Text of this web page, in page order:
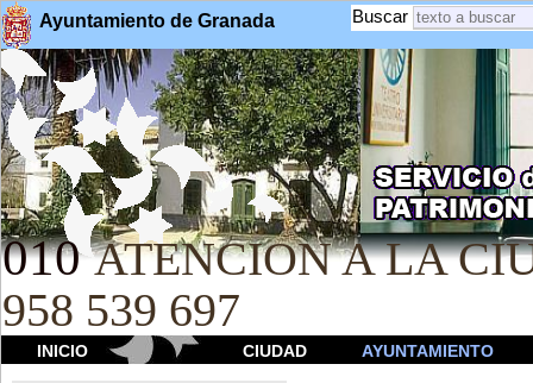
Ayuntamiento de Granada Buscar
010 ATENCION A LA
958 539 697
INICIO CIUDAD AYUNTAMIENTO